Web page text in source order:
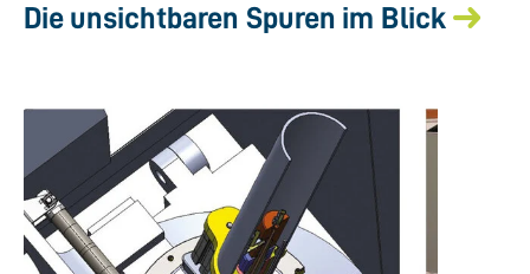
Die unsichtbaren Spuren im Blick